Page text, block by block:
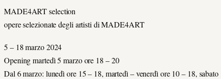
MADE4ART selection
opere selezionate degli artisti di MADE4ART
5 – 18 marzo 2024
Opening martedì 5 marzo ore 18 – 20
Dal 6 marzo: lunedì ore 15 – 18, martedì – venerdì ore 10 – 18, sabato